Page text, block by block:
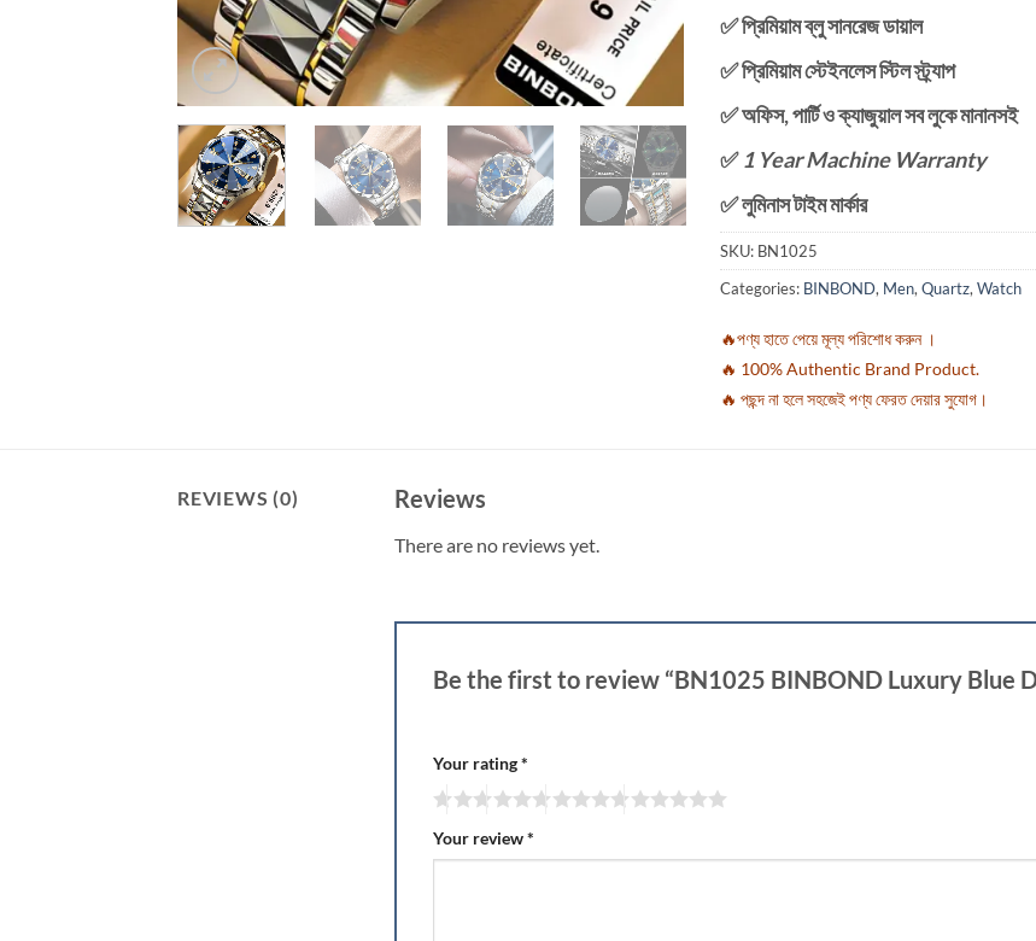
✅ প্রিমিয়াম ব্লু সানরেজ ডায়াল
✅ প্রিমিয়াম স্টেইনলেস স্টিল স্ট্র্যাপ
✅ অফিস, পার্টি ও ক্যাজুয়াল সব লুকে মানানসই
✅1 Year Machine Warranty
✅ লুমিনাস টাইম মার্কার
SKU: BN1025
Categories: BINBOND, Men,Quartz,Watch
🔥পণ্য হাতে পেয়ে মূল্য পরিশোধ করুন ।
🔥 100% Authentic Brand Product.
🔥 পছন্দ না হলে সহজেই পণ্য ফেরত দেয়ার সুযোগ।
REVIEWS (0) Reviews
There are no reviews yet.
Be the first to review “BN1025 BINBOND Luxury Blue
Your rating*
Your review*